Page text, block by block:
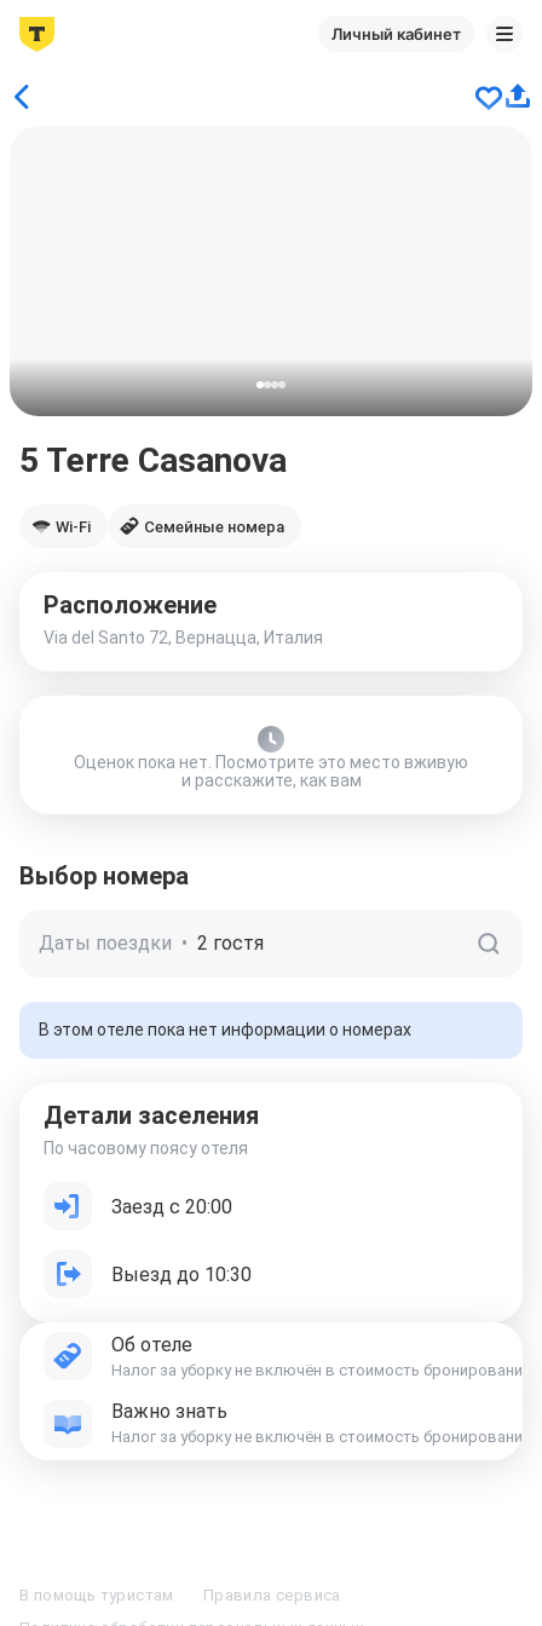
Личный кабинет
5 Terre Casanova
Wi-Fi Семейные номера
Расположение
Via del Santo 72, Вернацца, Италия
Оценок пока нет. Посмотрите это место вживую
и расскажите, как вам
Выбор номера
Даты поездки • 2 гостя
В этом отеле пока нет информации о номерах
Детали заселения
По часовому поясу отеля
Заезд с 20:00
Выезд до 10:30
Об отеле
Налог за уборку не включён в стоимость
Важно знать
Отели в КазаниОтели в Нижнем Новгороде
В помощь туристам
Правила сервиса